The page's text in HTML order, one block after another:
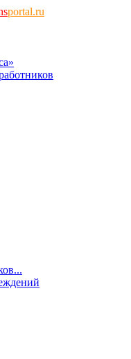
portal.ru